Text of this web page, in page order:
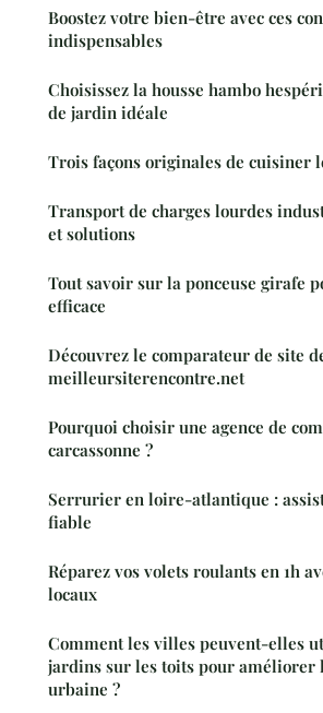
Boostez votre bien-être avec ces
indispensables
Choisissez la housse hambo
de jardin idéale
Trois façons originales de cuisiner
Transport de charges lourdes
et solutions
Tout savoir sur la ponceuse girafe
efficace
Découvrez le comparateur de site
meilleursiterencontre.net
Pourquoi choisir une agence de
carcassonne ?
Serrurier en loire-atlantique :
fiable
Réparez vos volets roulants en 1h
locaux
Comment les villes peuvent-elles
jardins sur les toits pour améliorer
urbaine ?